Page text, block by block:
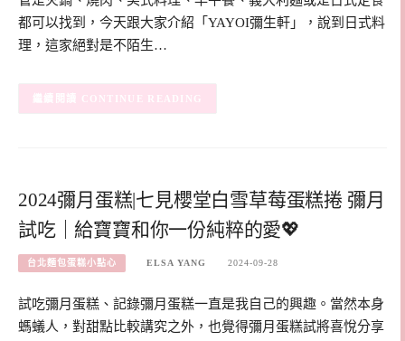
都可以找到，今天跟大家介紹「YAYOI彌生軒」，說到日式料
理，這家絕對是不陌生…
CONTINUE READING
2024彌月蛋糕|七見櫻堂白雪草莓蛋糕捲 彌月
試吃｜給寶寶和你一份純粹的愛💖
台北麵包蛋糕小點心 ELSA YANG 2024-09-28
試吃彌月蛋糕、記錄彌月蛋糕一直是我自己的興趣。當然本身
螞蟻人，對甜點比較講究之外，也覺得彌月蛋糕試將喜悅分享